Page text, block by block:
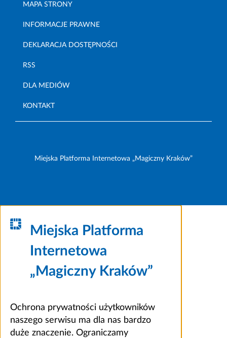
MAPA STRONY
INFORMACJE PRAWNE
DEKLARACJA DOSTĘPNOŚCI
RSS
DLA MEDIÓW
KONTAKT
Miejska Platforma Internetowa „Magiczny Kraków”
Miejska Platforma
Internetowa
„Magiczny Kraków”
Ochrona prywatności użytkowników
naszego serwisu ma dla nas bardzo
duże znaczenie. Ograniczamy